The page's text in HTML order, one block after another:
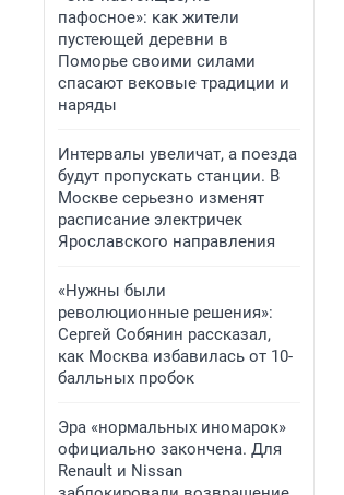
пафосное»: как жители
пустеющей деревни в
Поморье своими силами
спасают вековые традиции и
наряды
Интервалы увеличат, а поезда
будут пропускать станции. В
Москве серьезно изменят
расписание электричек
Ярославского направления
«Нужны были
революционные решения»:
Сергей Собянин рассказал,
как Москва избавилась от 10-
балльных пробок
Эра «нормальных иномарок»
официально закончена. Для
Renault и Nissan